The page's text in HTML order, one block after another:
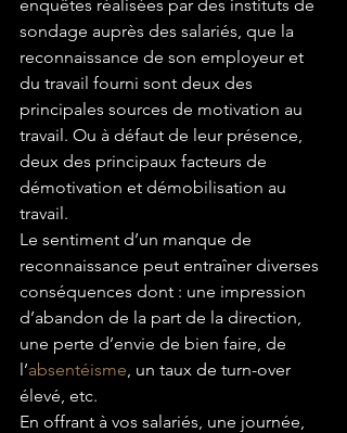
enquêtes réalisées par des instituts de
sondage auprès des salariés, que la
reconnaissance de son employeur et
du travail fourni sont deux des
principales sources de motivation au
travail. Ou à défaut de leur présence,
deux des principaux facteurs de
démotivation et démobilisation au
travail.
Le sentiment d’un manque de
reconnaissance peut entraîner diverses
conséquences dont : une impression
d’abandon de la part de la direction,
une perte d’envie de bien faire, de
l’absentéisme, un taux de turn-over
élevé, etc.
En offrant à vos salariés, une journée,